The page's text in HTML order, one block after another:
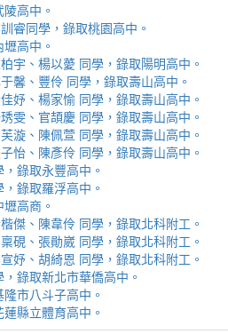
高中。
睿同學，錄取桃園高中。
高中。
宇、楊以薆 同學，錄取陽明高中。
馨、豐伶 同學，錄取壽山高中。
妤、楊家愉 同學，錄取壽山高中。
雯、官頡慶 同學，錄取壽山高中。
漩、陳佩萱 同學，錄取壽山高中。
怡、陳彥伶 同學，錄取壽山高中。
錄取永豐高中。
錄取羅浮高中。
高商。
傑、陳韋伶 同學，錄取北科附工。
硯、張勛崴 同學，錄取北科附工。
妤、胡綺恩 同學，錄取北科附工。
錄取新北市華僑高中。
市八斗子高中。
縣立體育高中。